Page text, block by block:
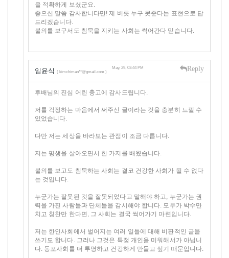
을 적확하게 보셨군요.
좋으신 말씀 감사합니다만! 제 버릇 누구 못준다는 표현으로 답
드리겠습니다.
불의를 보구서도 침묵을 지키는 사회는 썩어간다 믿습니다.
임윤식 ( kimchiman**@gmail.com )
May, 29, 03:44 PM Reply
후배님의 진심 어린 충고에 감사드립니다.
저를 걱정하는 마음에서 써주신 글이라는 것을 충분히 느낄 수
있었습니다.
다만 저는 세상을 바라보는 관점이 조금 다릅니다.
저는 평생을 살아오면서 한 가지를 배웠습니다.
불의를 보고도 침묵하는 사회는 결코 건강한 사회가 될 수 없다
는 것입니다.
누군가는 잘못된 것을 잘못되었다고 말해야 하고, 누군가는 권
력을 가진 사람들과 단체들을 감시해야 합니다. 모두가 박수만
치고 칭찬만 한다면, 그 사회는 결국 썩어가기 마련입니다.
저는 한인사회에서 벌어지는 여러 일들에 대해 비판적인 글을
쓰기도 합니다. 그러나 그것은 특정 개인을 미워해서가 아닙니
다. 동포사회를 더 투명하고 건강하게 만들고 싶기 때문입니다.